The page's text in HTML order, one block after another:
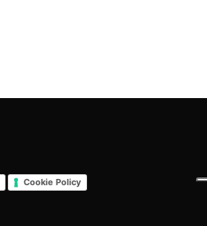
Cookie Policy